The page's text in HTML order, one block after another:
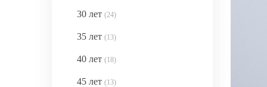
30 лет (24)
35 лет (13)
40 лет (18)
45 лет (13)